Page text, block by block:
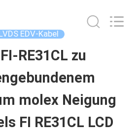
EDV-Kabel
RE31CL zu
molex Neigung
FI RE31CL LCD